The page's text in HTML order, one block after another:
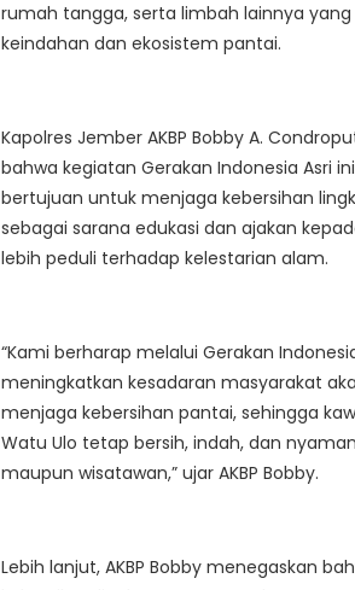
rumah tangga, serta limbah lainnya
keindahan dan ekosistem pantai.
Kapolres Jember AKBP Bobby A.
bahwa kegiatan Gerakan Indonesia Asri
bertujuan untuk menjaga kebersihan
sebagai sarana edukasi dan ajakan
lebih peduli terhadap kelestarian alam.
“Kami berharap melalui Gerakan
meningkatkan kesadaran masyarakat
menjaga kebersihan pantai, sehingga
Watu Ulo tetap bersih, indah, dan
maupun wisatawan,” ujar AKBP Bobby.
Lebih lanjut, AKBP Bobby menegaskan